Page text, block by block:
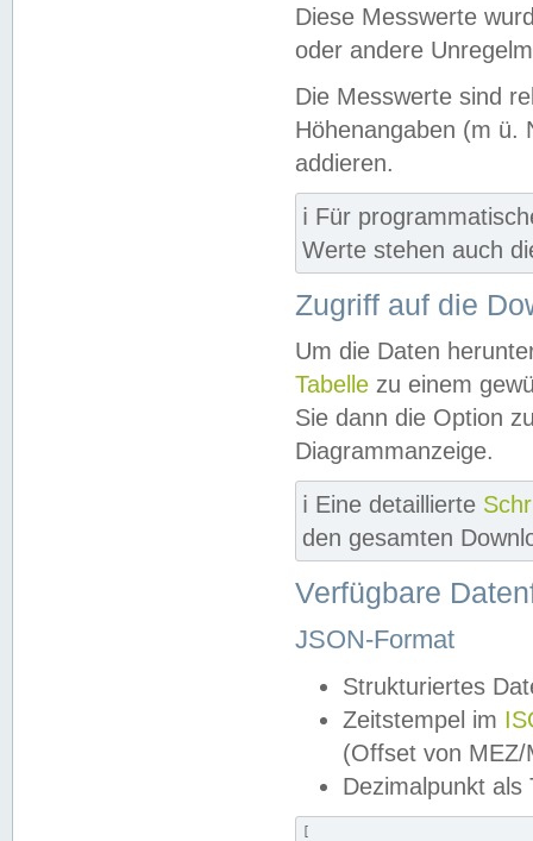
Diese Messwerte
oder andere
Die Messwerte sind
Höhenangaben (m ü.
addieren.
ℹ️ Für
Werte stehen auch
Zugriff auf die
Um die Daten
Tabelle zu einem
Sie dann die Option
Diagrammanzeige.
ℹ️ Eine detaillierte
den gesamten
Verfügbare
JSON-Format
Strukturiertes
Zeitstempel im
(Offset von MEZ/
Dezimalpunkt als
[